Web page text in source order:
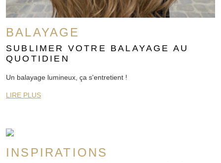
BALAYAGE
SUBLIMER VOTRE BALAYAGE AU
QUOTIDIEN
Un balayage lumineux, ça s'entretient !
LIRE PLUS
INSPIRATIONS